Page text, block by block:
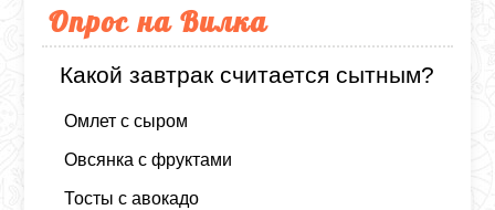
Опрос на Вилка
Какой завтрак считается сытным?
Омлет с сыром
Овсянка с фруктами
Тосты с авокадо